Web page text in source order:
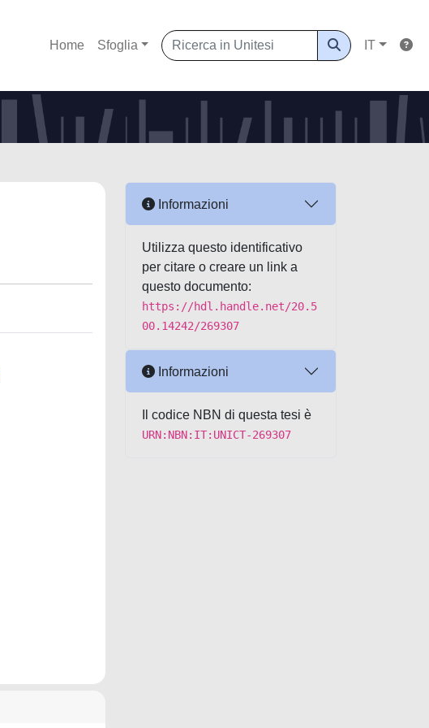
Home Sfoglia IT
Informazioni
Utilizza questo identificativo
per citare o creare un link a
questo documento:
https://hdl.handle.net/20.5
00.14242/269307
Informazioni
Il codice NBN di questa tesi è
URN:NBN:IT:UNICT-269307